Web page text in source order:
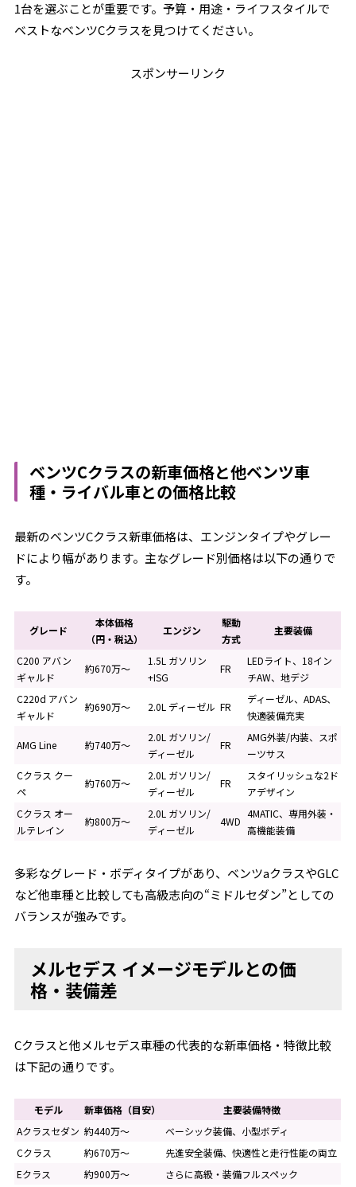
1台を選ぶことが重要です。予算・用途・ライフスタイルで
ベストなベンツCクラスを見つけてください。
スポンサーリンク
ベンツCクラスの新車価格と他ベンツ車
種・ライバル車との価格比較
最新のベンツCクラス新車価格は、エンジンタイプやグレー
ドにより幅があります。主なグレード別価格は以下の通りで
す。
グレード
本体価格
（円・税込）
エンジン
駆動
方式
主要装備
C200 アバン
ギャルド
約670万～
1.5L ガソリン
+ISG
FR
LEDライト、18イン
チAW、地デジ
C220d アバン
ギャルド
約690万～ 2.0L ディーゼル FR
ディーゼル、ADAS、
快適装備充実
AMG Line 約740万～
2.0L ガソリン/
ディーゼル
FR
AMG外装/内装、スポ
ーツサス
Cクラス クー
ペ
約760万～
2.0L ガソリン/
ディーゼル
FR
スタイリッシュな2ド
アデザイン
Cクラス オー
ルテレイン
約800万～
2.0L ガソリン/
ディーゼル
4WD
4MATIC、専用外装・
高機能装備
多彩なグレード・ボディタイプがあり、ベンツaクラスやGLC
など他車種と比較しても高級志向の“ミドルセダン”としての
バランスが強みです。
メルセデス イメージモデルとの価
格・装備差
Cクラスと他メルセデス車種の代表的な新車価格・特徴比較
は下記の通りです。
モデル 新車価格（目安）
主要装備特徴
Aクラスセダン 約440万～
ベーシック装備、小型ボディ
Cクラス
約670万～
先進安全装備、快適性と走行性能の両立
Eクラス
約900万～
さらに高級・装備フルスペック